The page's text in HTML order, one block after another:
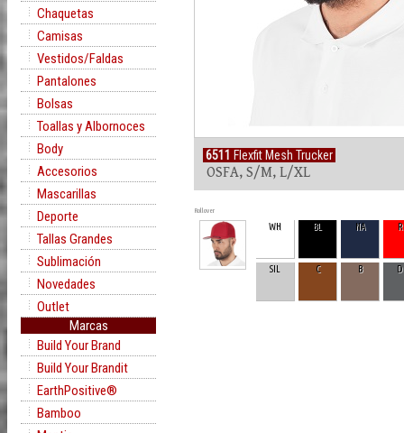
Chaquetas
Camisas
Vestidos/Faldas
Pantalones
Bolsas
Toallas y Albornoces
Body
Accesorios
Mascarillas
Deporte
Tallas Grandes
Sublimación
Novedades
Outlet
Marcas
Build Your Brand
Build Your Brandit
EarthPositive®
Bamboo
6511 Flexfit Mesh Trucker
OSFA, S/M, L/XL
Rollover
WH BL NA
SIL C B